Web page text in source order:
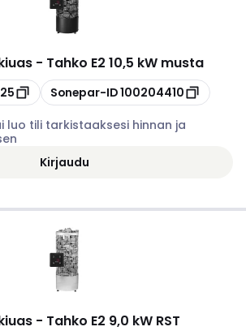
- Tahko E2 10,5 kW musta
Kopioi
Sonepar-ID100204410
luo tili tarkistaaksesi hinnan ja
Kirjaudu
- Tahko E2 9,0 kW RST